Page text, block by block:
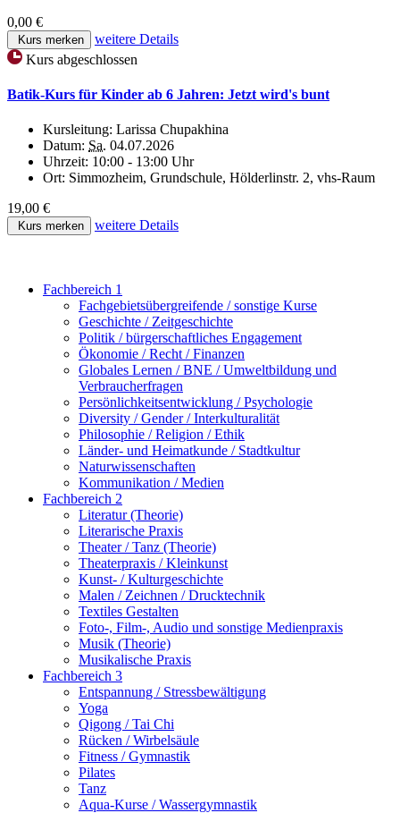
0,00 €
Kurs merken
weitere Details
Kurs abgeschlossen
Batik-Kurs für Kinder ab 6 Jahren: Jetzt wird's bunt
Kursleitung: Larissa Chupakhina
Datum: Sa. 04.07.2026
Uhrzeit: 10:00 - 13:00 Uhr
Ort: Simmozheim, Grundschule, Hölderlinstr. 2, vhs-Raum
19,00 €
Kurs merken weitere Details
Fachbereich 1
Fachgebietsübergreifende / sonstige Kurse
Geschichte / Zeitgeschichte
Politik / bürgerschaftliches Engagement
Ökonomie / Recht / Finanzen
Globales Lernen / BNE / Umweltbildung und
Verbraucherfragen
Persönlichkeitsentwicklung / Psychologie
Diversity / Gender / Interkulturalität
Philosophie / Religion / Ethik
Länder- und Heimatkunde / Stadtkultur
Naturwissenschaften
Kommunikation / Medien
Fachbereich 2
Literatur (Theorie)
Literarische Praxis
Theater / Tanz (Theorie)
Theaterpraxis / Kleinkunst
Kunst- / Kulturgeschichte
Malen / Zeichnen / Drucktechnik
Textiles Gestalten
Foto-, Film-, Audio und sonstige Medienpraxis
Musik (Theorie)
Musikalische Praxis
Fachbereich 3
Entspannung / Stressbewältigung
Yoga
Qigong / Tai Chi
Rücken / Wirbelsäule
Fitness / Gymnastik
Pilates
Tanz
Aqua-Kurse / Wassergymnastik